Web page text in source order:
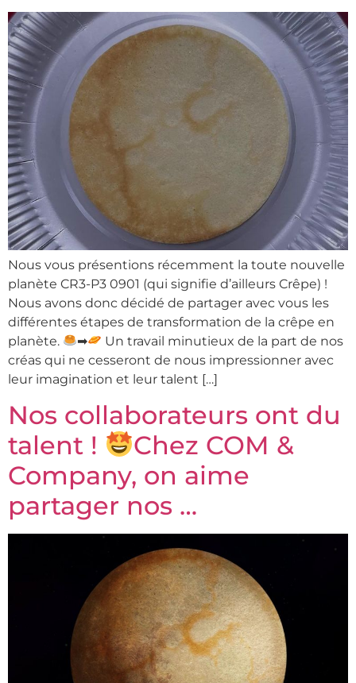
Nous vous présentions récemment la toute nouvelle
planète CR3-P3 0901 (qui signifie d’ailleurs Crêpe) !
Nous avons donc décidé de partager avec vous les
différentes étapes de transformation de la crêpe en
planète.
➡
Un travail minutieux de la part de nos
créas qui ne cesseront de nous impressionner avec
leur imagination et leur talent […]
Nos collaborateurs ont du
talent !
Chez COM &
Company, on aime
partager nos …